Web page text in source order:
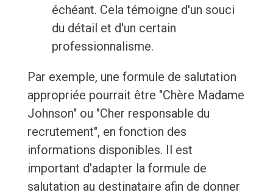
échéant. Cela témoigne d'un souci
du détail et d'un certain
professionnalisme.
Par exemple, une formule de salutation
appropriée pourrait être "Chère Madame
Johnson" ou "Cher responsable du
recrutement", en fonction des
informations disponibles. Il est
important d'adapter la formule de
salutation au destinataire afin de donner